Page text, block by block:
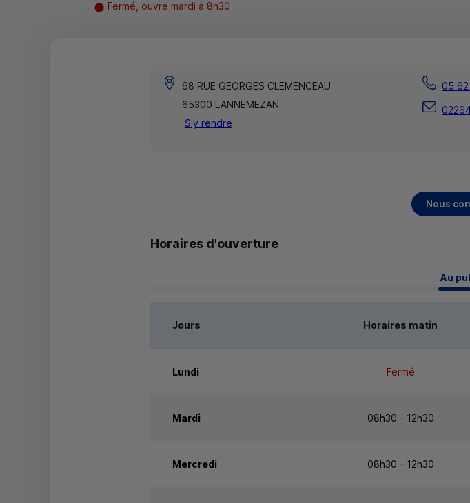
Fermé, ouvre mardi à 8h30
68 RUE GEORGES CLEMENCEAU
65300 LANNEMEZAN
S'y rendre
05
Nous
Horaires d'ouverture
Au
Jours Horaires matin
Lundi Fermé
Mardi 08h30 - 12h30
Mercredi 08h30 - 12h30